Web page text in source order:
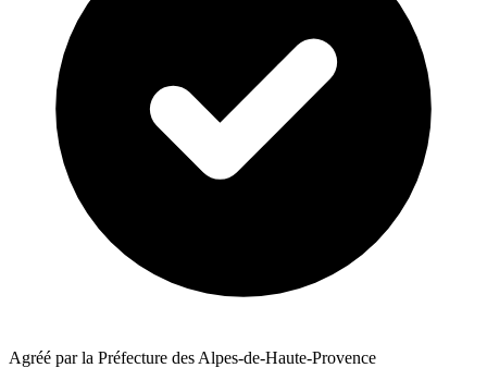
Agréé par la Préfecture des Alpes-de-Haute-Provence